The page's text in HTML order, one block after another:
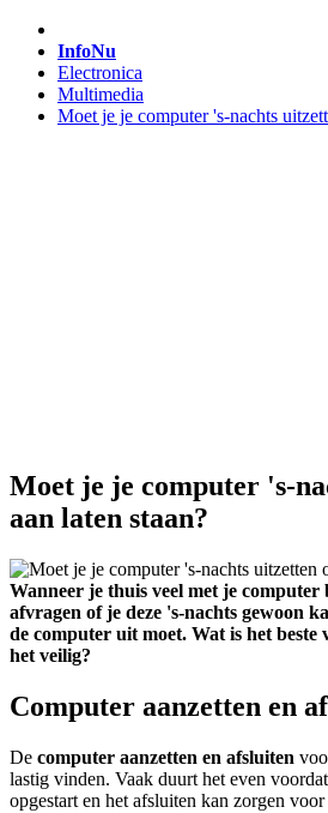
InfoNu
Electronica
Multimedia
Moet je je computer 's-nachts
Moet je je computer 's-
aan laten staan?
Wanneer je thuis veel met je
afvragen of je deze 's-nachts gewoon
de computer uit moet. Wat is het beste
het veilig?
Computer aanzetten en
De computer aanzetten en afsluiten
lastig vinden. Vaak duurt het even
opgestart en het afsluiten kan zorgen